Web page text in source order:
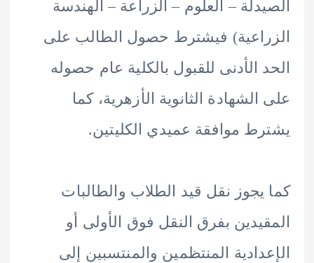
– العلوم – الزراعة – الهندسة
فيشترط حصول الطالب على
الأدنى للقبول بالكلية عام حصوله
الثانوية الأزهرية، كما
موافقة عميدي الكليتين.
نقل قيد الطلاب والطالبات
بفرق النقل فوق الأولى أو
المنتظمين والمنتسبين إلى